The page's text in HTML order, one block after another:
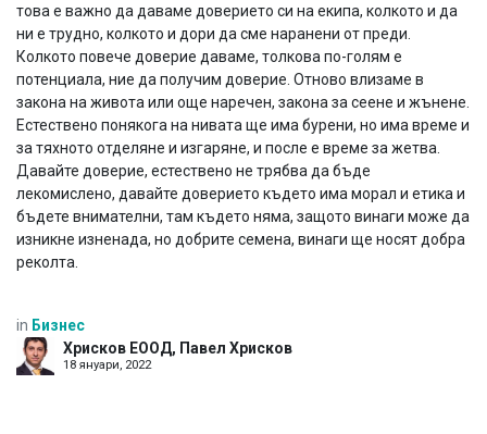
това е важно да даваме доверието си на екипа, колкото и да
ни е трудно, колкото и дори да сме наранени от преди.
Колкото повече доверие даваме, толкова по-голям е
потенциала, ние да получим доверие. Отново влизаме в
закона на живота или още наречен, закона за сеене и жънене.
Естествено понякога на нивата ще има бурени, но има време и
за тяхното отделяне и изгаряне, и после е време за жетва.
Давайте доверие, естествено не трябва да бъде
лекомислено, давайте доверието където има морал и етика и
бъдете внимателни, там където няма, защото винаги може да
изникне изненада, но добрите семена, винаги ще носят добра
реколта.
in Бизнес
Хрисков ЕООД, Павел Хрисков
18 януари, 2022